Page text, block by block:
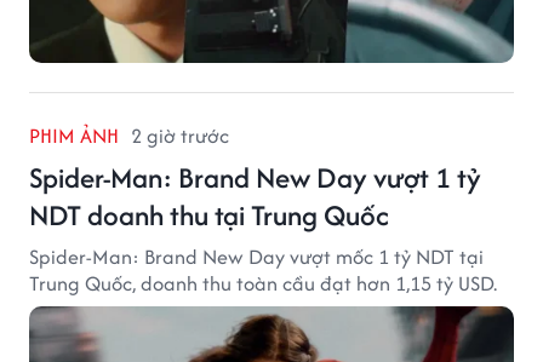
PHIM ẢNH 2 giờ trước
Spider-Man: Brand New Day vượt 1 tỷ
NDT doanh thu tại Trung Quốc
Spider-Man: Brand New Day vượt mốc 1 tỷ NDT tại
Trung Quốc, doanh thu toàn cầu đạt hơn 1,15 tỷ USD.